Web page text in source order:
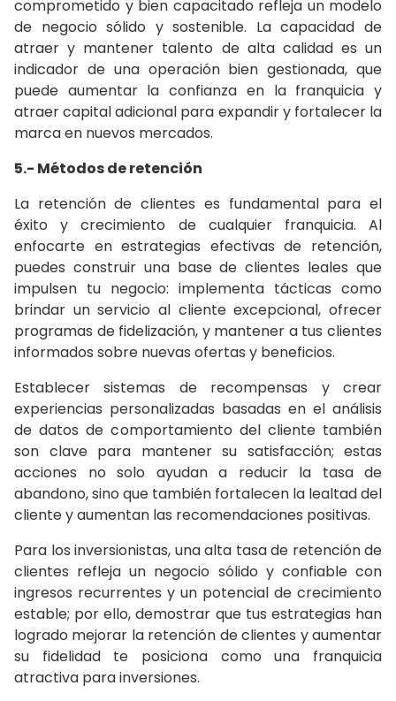
comprometido y bien capacitado refleja un modelo
de negocio sólido y sostenible. La capacidad de
atraer y mantener talento de alta calidad es un
indicador de una operación bien gestionada, que
puede aumentar la confianza en la franquicia y
atraer capital adicional para expandir y fortalecer la
marca en nuevos mercados.
5.- Métodos de retención
La retención de clientes es fundamental para el
éxito y crecimiento de cualquier franquicia. Al
enfocarte en estrategias efectivas de retención,
puedes construir una base de clientes leales que
impulsen tu negocio: implementa tácticas como
brindar un servicio al cliente excepcional, ofrecer
programas de fidelización, y mantener a tus clientes
informados sobre nuevas ofertas y beneficios.
Establecer sistemas de recompensas y crear
experiencias personalizadas basadas en el análisis
de datos de comportamiento del cliente también
son clave para mantener su satisfacción; estas
acciones no solo ayudan a reducir la tasa de
abandono, sino que también fortalecen la lealtad del
cliente y aumentan las recomendaciones positivas.
Para los inversionistas, una alta tasa de retención de
clientes refleja un negocio sólido y confiable con
ingresos recurrentes y un potencial de crecimiento
estable; por ello, demostrar que tus estrategias han
logrado mejorar la retención de clientes y aumentar
su fidelidad te posiciona como una franquicia
atractiva para inversiones.